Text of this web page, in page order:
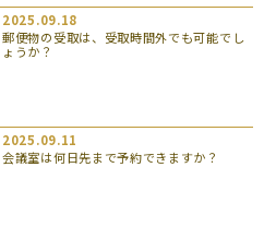
2025.09.18
郵便物の受取は、受取時間外でも可能でし
ょうか？
2025.09.11
会議室は何日先まで予約できますか？